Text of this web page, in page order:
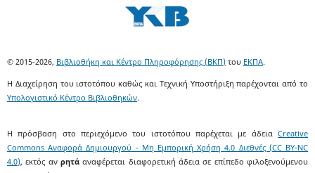
© 2015-2026, Βιβλιοθήκη και Κέντρο Πληροφόρησης (ΒΚΠ) του ΕΚΠΑ.
Η Διαχείρηση του ιστοτόπου καθώς και Τεχνική Υποστήριξη παρέχονται από το
Υπολογιστικό Κέντρο Βιβλιοθηκών.
Η πρόσβαση στο περιεχόμενο του ιστοτόπου παρέχεται με άδεια Creative
Commons Αναφορά Δημιουργού - Μη Εμπορική Χρήση 4.0 Διεθνές (CC BY-NC
4.0), εκτός αν ρητά αναφέρεται διαφορετική άδεια σε επίπεδο φιλοξενούμενου